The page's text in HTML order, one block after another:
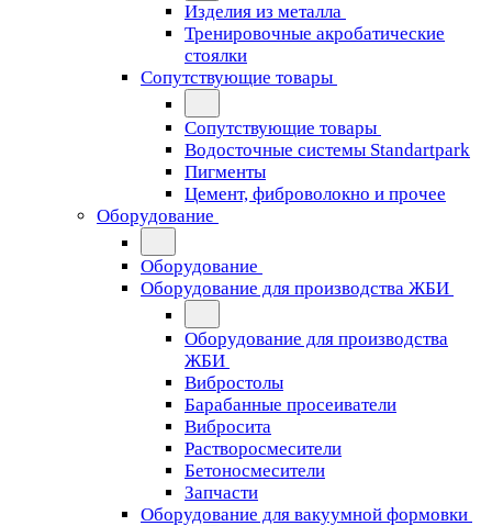
Изделия из металла
Тренировочные акробатические
стоялки
Сопутствующие товары
Сопутствующие товары
Водосточные системы Standartpark
Пигменты
Цемент, фиброволокно и прочее
Оборудование
Оборудование
Оборудование для производства ЖБИ
Оборудование для производства
ЖБИ
Вибростолы
Барабанные просеиватели
Вибросита
Растворосмесители
Бетоносмесители
Запчасти
Оборудование для вакуумной формовки